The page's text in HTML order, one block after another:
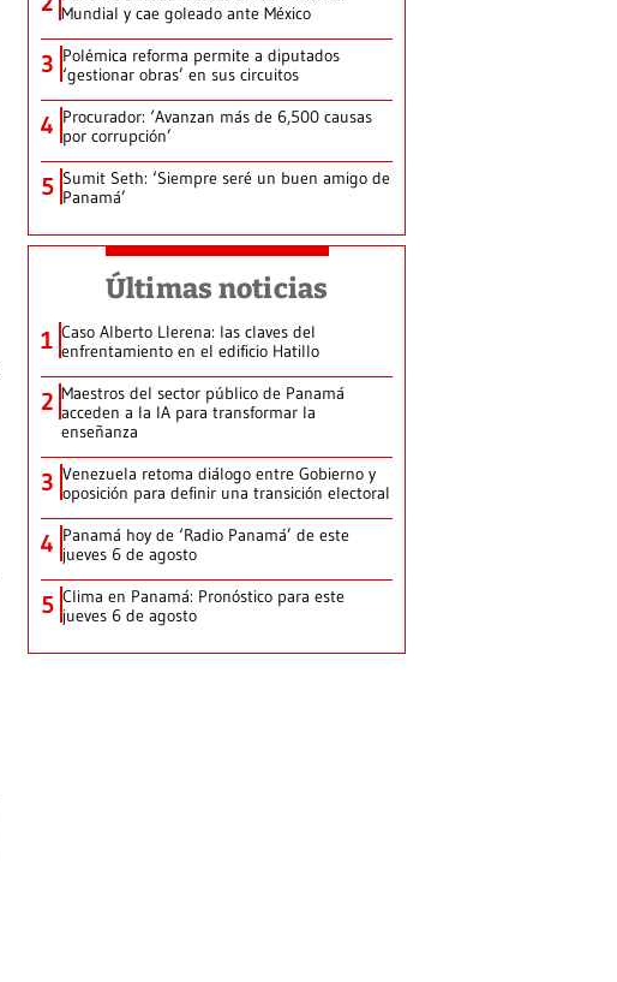
Mundial y cae goleado ante México
3 Polémica reforma permite a diputados
‘gestionar obras’ en sus circuitos
4 Procurador: ‘Avanzan más de 6,500 causas
por corrupción’
5 Sumit Seth: ‘Siempre seré un buen amigo de
Panamá’
Últimas noticias
1 Caso Alberto Llerena: las claves del
enfrentamiento en el edificio Hatillo
2 Maestros del sector público de Panamá
acceden a la IA para transformar la
enseñanza
3 Venezuela retoma diálogo entre Gobierno y
oposición para definir una transición electoral
4 Panamá hoy de ‘Radio Panamá’ de este
jueves 6 de agosto
5 Clima en Panamá: Pronóstico para este
jueves 6 de agosto